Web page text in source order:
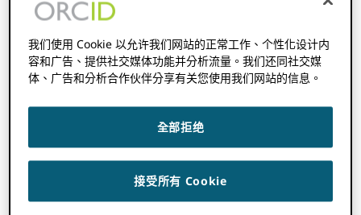
您訪問 PIDfest 演示幻燈片、資訊網站
上的部落格以及相應的過去網路研討會
的連結。
上個月，少數 ORCID 工作人員參加了
PIDfest，這是一個在捷克共和國布拉格國家科
技圖書館舉辦的持久標識符節。此前，PID 社群
曾在 PIDapalooza 召開會議，該會議於 2021 年
COVID-19 大流行期間改為虛擬會議。 PIDfest
2024 是該節日自 2020 年以來首次將 PID 組織
我们使用 Cookie 以允许我们网站的正常工作、个性化设计内
容和广告、提供社交媒体功能并分析流量。我们还同社交媒
体、广告和分析合作伙伴分享有关您使用我们网站的信息。
全部拒绝
接受所有 Cookie